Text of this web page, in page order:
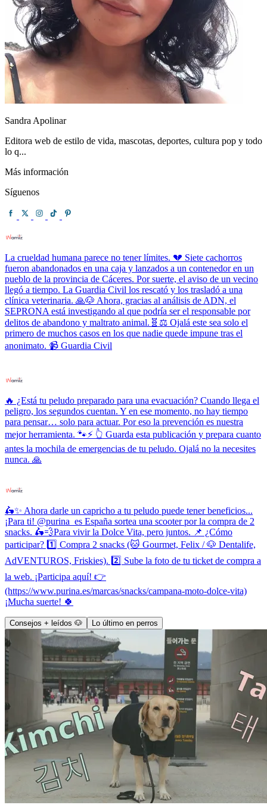
Sandra Apolinar
Editora web de estilo de vida, mascotas, deportes, cultura pop y todo
lo q...
Más información
Síguenos
La crueldad humana parece no tener límites. 💔 Siete cachorros
fueron abandonados en una caja y lanzados a un contenedor en un
pueblo de la provincia de Cáceres. Por suerte, el aviso de un vecino
llegó a tiempo. La Guardia Civil los rescató y los trasladó a una
clínica veterinaria. 🙏🐶 Ahora, gracias al análisis de ADN, el
SEPRONA está investigando al que podría ser el responsable por
delitos de abandono y maltrato animal.🧬⚖️ Ojalá este sea solo el
primero de muchos casos en los que nadie quede impune tras el
anonimato. 📹 Guardia Civil
🔥 ¿Está tu peludo preparado para una evacuación? Cuando llega el
peligro, los segundos cuentan. Y en ese momento, no hay tiempo
para pensar… solo para actuar. Por eso la prevención es nuestra
mejor herramienta. 🐾⚡ 👆 Guarda esta publicación y prepara cuanto
antes la mochila de emergencias de tu peludo. Ojalá no la necesites
nunca. 🙏
🛵✨ Ahora darle un capricho a tu peludo puede tener beneficios...
¡Para ti! @purina_es España sortea una scooter por la compra de 2
snacks. 🛵💨Para vivir la Dolce Vita, pero juntos. 📌 ¿Cómo
participar? 1️⃣ Compra 2 snacks (🐱 Gourmet, Felix / 🐶 Dentalife,
AdVENTUROS, Friskies). 2️⃣ Sube la foto de tu ticket de compra a
la web. ¡Participa aquí! 👉
(https://www.purina.es/marcas/snacks/campana-moto-dolce-vita)
¡Mucha suerte! 🍀
Consejos + leídos 🐶 Lo último en perros